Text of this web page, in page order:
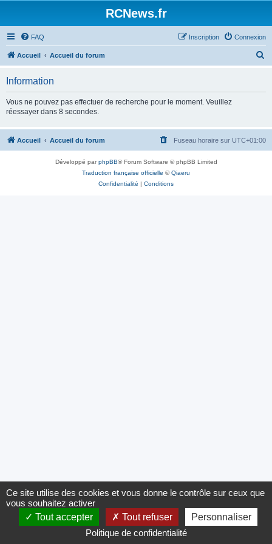
RCNews.fr
FAQ Connexion
Inscription
Accueil Accueil du forum
c
Information
Vous ne pouvez pas effectuer de recherche pour le moment. Veuillez
réessayer dans 8 secondes.
Accueil Accueil du forum Fuseau horaire sur UTC+01:00
Développé parphpBB® Forum Software © phpBB Limited
Traduction française officielle ©Qiaeru
Confidentialité | Conditions
Panneau de gestion des cookies
Ce site utilise des cookies et vous donne le contrôle sur ceux que
vous souhaitez activer
Tout accepter
Tout refuser
Personnaliser
Politique de confidentialité